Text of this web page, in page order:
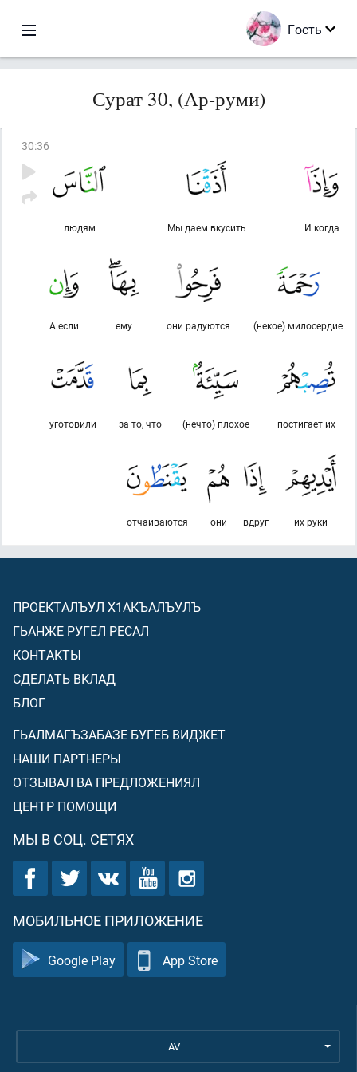
Гость
Сурат 30, (Ар-руми)
30:36
И когда
Мы даем вкусить
людям
(некое) милосердие
они радуются
ему
А если
постигает их
(нечто) плохое
за то, что
уготовили
их руки
вдруг
они
отчаиваются
ПРОЕКТАЛЪУЛ Х1АКЪАЛЪУЛЪ
ГЬАНЖЕ РУГЕЛ РЕСАЛ
КОНТАКТЫ
СДЕЛАТЬ ВКЛАД
БЛОГ
ГЬАЛМАГЪЗАБАЗЕ БУГЕБ ВИДЖЕТ
НАШИ ПАРТНЕРЫ
ОТЗЫВАЛ ВА ПРЕДЛОЖЕНИЯЛ
ЦЕНТР ПОМОЩИ
МЫ В СОЦ. СЕТЯХ
МОБИЛЬНОЕ ПРИЛОЖЕНИЕ
Google Play App Store
AV